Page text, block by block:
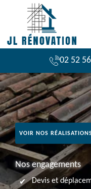
02 52
VOIR NOS
Nos engagements
Devis et